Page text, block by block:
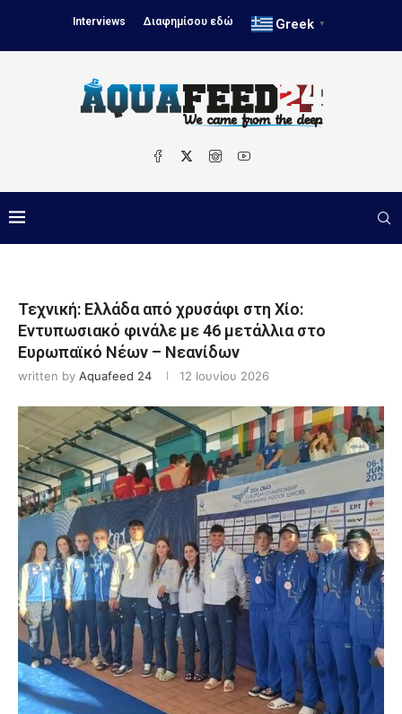
Interviews Διαφημίσου εδώ Greek ▼
Τεχνική: Ελλάδα από χρυσάφι στη Χίο:
Εντυπωσιακό φινάλε με 46 μετάλλια στο
Ευρωπαϊκό Νέων – Νεανίδων
written by Aquafeed 24 12 Ιουνίου 2026